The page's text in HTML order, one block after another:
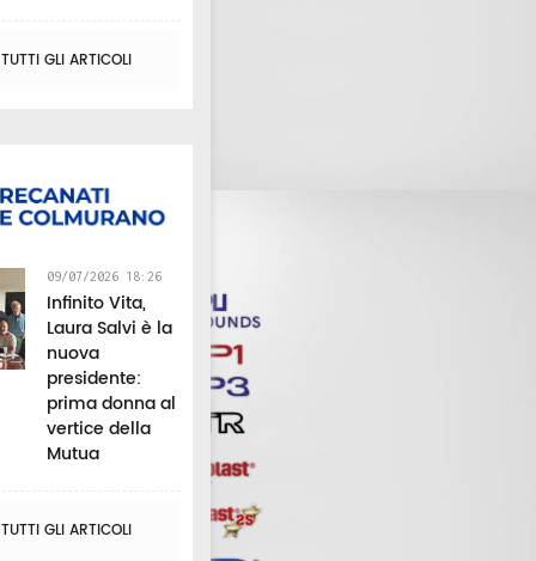
GLI ARTICOLI
09/07/2026 18:26
Infinito Vita,
Laura Salvi è la
nuova
presidente:
prima donna al
vertice della
Mutua
GLI ARTICOLI